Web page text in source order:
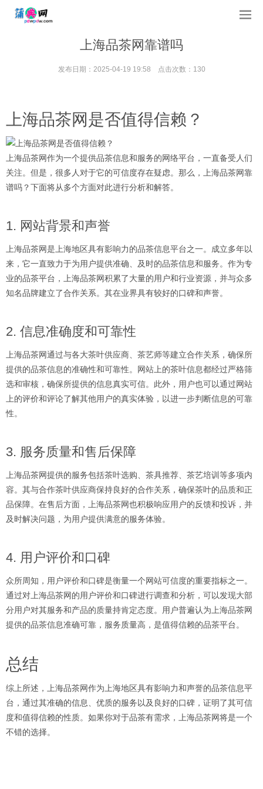
上海品茶网靠谱吗
发布日期：2025-04-19 19:58 点击次数：130
上海品茶网是否值得信赖？
上海品茶网作为一个提供品茶信息和服务的网络平台，一直备受人们
关注。但是，很多人对于它的可信度存在疑虑。那么，上海品茶网靠
谱吗？下面将从多个方面对此进行分析和解答。
1. 网站背景和声誉
上海品茶网是上海地区具有影响力的品茶信息平台之一。成立多年以
来，它一直致力于为用户提供准确、及时的品茶信息和服务。作为专
业的品茶平台，上海品茶网积累了大量的用户和行业资源，并与众多
知名品牌建立了合作关系。其在业界具有较好的口碑和声誉。
2. 信息准确度和可靠性
上海品茶网通过与各大茶叶供应商、茶艺师等建立合作关系，确保所
提供的品茶信息的准确性和可靠性。网站上的茶叶信息都经过严格筛
选和审核，确保所提供的信息真实可信。此外，用户也可以通过网站
上的评价和评论了解其他用户的真实体验，以进一步判断信息的可靠
性。
3. 服务质量和售后保障
上海品茶网提供的服务包括茶叶选购、茶具推荐、茶艺培训等多项内
容。其与合作茶叶供应商保持良好的合作关系，确保茶叶的品质和正
品保障。在售后方面，上海品茶网也积极响应用户的反馈和投诉，并
及时解决问题，为用户提供满意的服务体验。
4. 用户评价和口碑
众所周知，用户评价和口碑是衡量一个网站可信度的重要指标之一。
通过对上海品茶网的用户评价和口碑进行调查和分析，可以发现大部
分用户对其服务和产品的质量持肯定态度。用户普遍认为上海品茶网
提供的品茶信息准确可靠，服务质量高，是值得信赖的品茶平台。
总结
综上所述，上海品茶网作为上海地区具有影响力和声誉的品茶信息平
台，通过其准确的信息、优质的服务以及良好的口碑，证明了其可信
度和值得信赖的性质。如果你对于品茶有需求，上海品茶网将是一个
不错的选择。